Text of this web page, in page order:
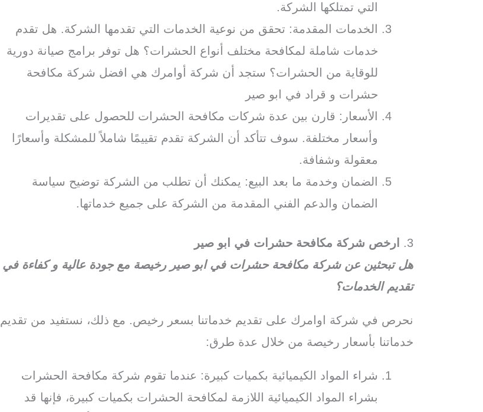
التي تمتلكها الشركة.
الخدمات المقدمة: تحقق من نوعية الخدمات التي تقدمها الشركة. هل تقدم
خدمات شاملة لمكافحة مختلف أنواع الحشرات؟ هل توفر برامج صيانة دورية
للوقاية من الحشرات؟ ستجد أن شركة أوامرك هي افضل شركة مكافحة
حشرات و قراد في ابو صير
الأسعار: قارن بين عدة شركات مكافحة الحشرات للحصول على تقديرات
وأسعار مختلفة. سوف تتأكد أن الشركة تقدم تقييمًا شاملاً للمشكلة وأسعارًا
معقولة وشفافة.
الضمان وخدمة ما بعد البيع: يمكنك أن تطلب من الشركة توضيح سياسة
الضمان والدعم الفني المقدمة من الشركة على جميع خدماتها.
3.
ارخص شركة مكافحة حشرات في ابو صير
هل تبحثين عن شركة مكافحة حشرات في ابو صير رخيصة مع جودة عالية و كفاءة في
تقديم الخدمات؟
نحرص في شركة اوامرك على تقديم خدماتنا بسعر رخيص. مع ذلك، نستفيد من تقديم
خدماتنا بأسعار رخيصة من خلال عدة طرق:
شراء المواد الكيميائية بكميات كبيرة: عندما تقوم شركة مكافحة الحشرات
بشراء المواد الكيميائية اللازمة لمكافحة الحشرات بكميات كبيرة، فإنها قد